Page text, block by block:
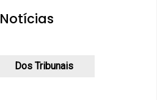
Notícias
Dos Tribunais